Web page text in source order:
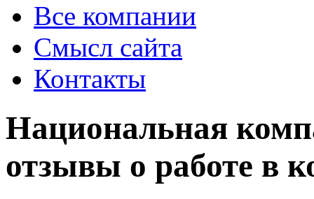
Все компании
Смысл сайта
Контакты
Национальная
отзывы о работе в